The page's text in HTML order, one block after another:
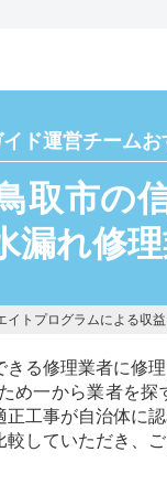
ド運営チームお
取市の
漏れ修理
トプログラムによる収益
る修理業者に修
め一から業者を
正工事が自治体に
していただき、